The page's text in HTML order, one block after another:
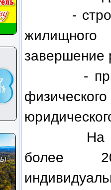
-
завершение
-
На
более